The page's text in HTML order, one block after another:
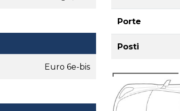
Euro 6e-bis
Porte
Posti